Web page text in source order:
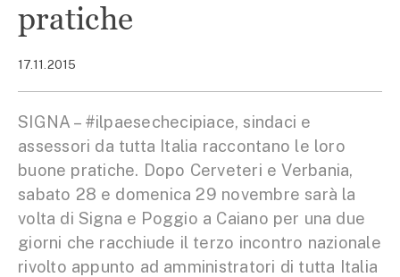
pratiche
17.11.2015
SIGNA – #ilpaesechecipiace, sindaci e
assessori da tutta Italia raccontano le loro
buone pratiche. Dopo Cerveteri e Verbania,
sabato 28 e domenica 29 novembre sarà la
volta di Signa e Poggio a Caiano per una due
giorni che racchiude il terzo incontro nazionale
rivolto appunto ad amministratori di tutta Italia